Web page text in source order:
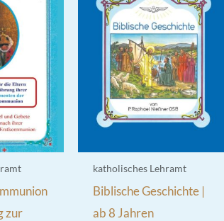
zur
katholisches Lehramt
Biblische Geschichte |
ab 8 Jahren